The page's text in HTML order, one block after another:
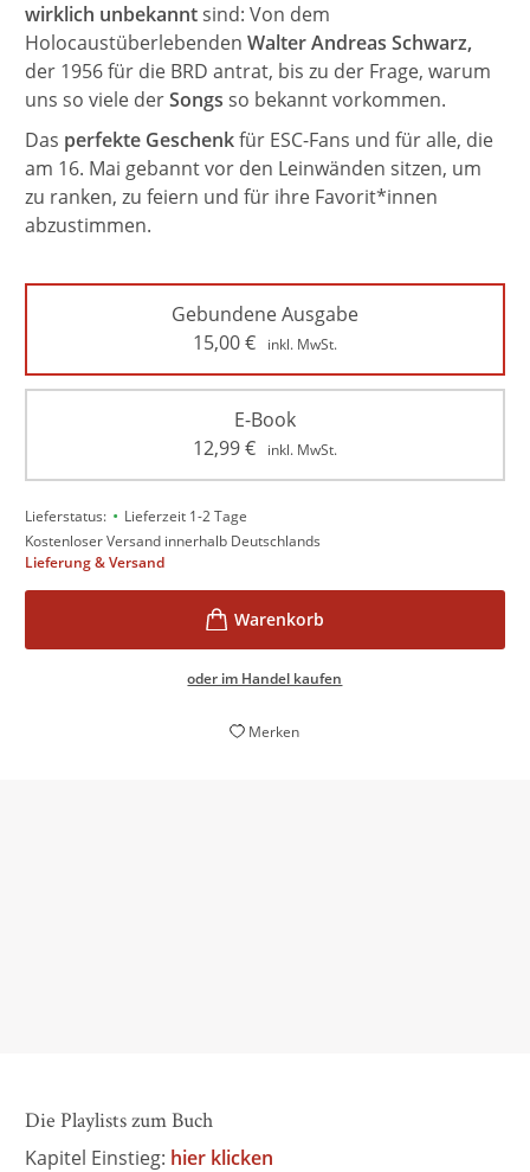
wirklich unbekanntsind: Von dem
Holocaustüberlebenden Walter Andreas Schwarz,
der 1956 für die BRD antrat, bis zu der Frage, warum
uns so viele derSongs so bekannt vorkommen.
Das perfekte Geschenkfür ESC-Fans und für alle, die
am 16. Mai gebannt vor den Leinwänden sitzen, um
zu ranken, zu feiern und für ihre Favorit*innen
abzustimmen.
Gebundene Ausgabe
15,00€ inkl. MwSt.
E-Book
12,99€ inkl. MwSt.
Lieferstatus: • Lieferzeit 1-2 Tage
Kostenloser Versand innerhalb Deutschlands
Lieferung & Versand
oder im Handel kaufen
Merken
Die Playlists zum Buch
Kapitel Einstieg: hier klicken